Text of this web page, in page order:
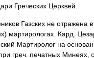
Греческих Церквей.
Газских не отражена
мартирологах. Кард.
Мартиролог на
греч. печатных Минеях,